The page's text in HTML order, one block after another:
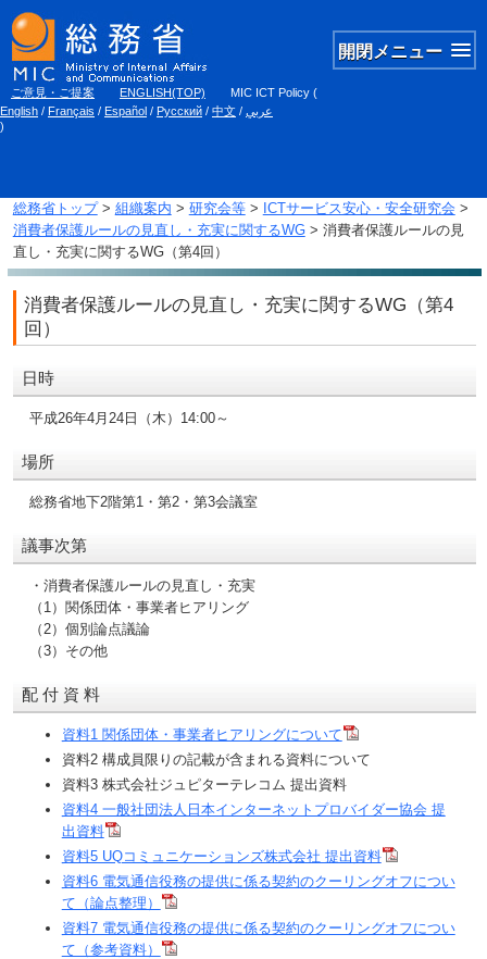
開閉メニュー
ご意見・ご提案 ENGLISH(TOP) MIC ICT Policy (
English / Français / Español / Русский / 中文 / عربي
)
総務省トップ> 組織案内 > 研究会等> ICTサービス安心・安全研究会 >
消費者保護ルールの見直し・充実に関するWG> 消費者保護ルールの見
直し・充実に関するWG（第4回）
消費者保護ルールの見直し・充実に関するWG（第4
回）
日時
平成26年4月24日（木）14:00～
場所
総務省地下2階第1・第2・第3会議室
議事次第
・消費者保護ルールの見直し・充実
（1）関係団体・事業者ヒアリング
（2）個別論点議論
（3）その他
配 付 資 料
資料1 関係団体・事業者ヒアリングについて
資料2 構成員限りの記載が含まれる資料について
資料3 株式会社ジュピターテレコム 提出資料
資料4 一般社団法人日本インターネットプロバイダー協会 提
出資料
資料5 UQコミュニケーションズ株式会社 提出資料
資料6 電気通信役務の提供に係る契約のクーリングオフについ
て（論点整理）
資料7 電気通信役務の提供に係る契約のクーリングオフについ
て（参考資料）